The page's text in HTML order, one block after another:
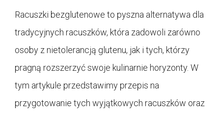
Racuszki bezglutenowe to pyszna alternatywa dla
tradycyjnych racuszków, która zadowoli zarówno
osoby z nietolerancją glutenu, jak i tych, którzy
pragną rozszerzyć swoje kulinarnie horyzonty. W
tym artykule przedstawimy przepis na
przygotowanie tych wyjątkowych racuszków oraz